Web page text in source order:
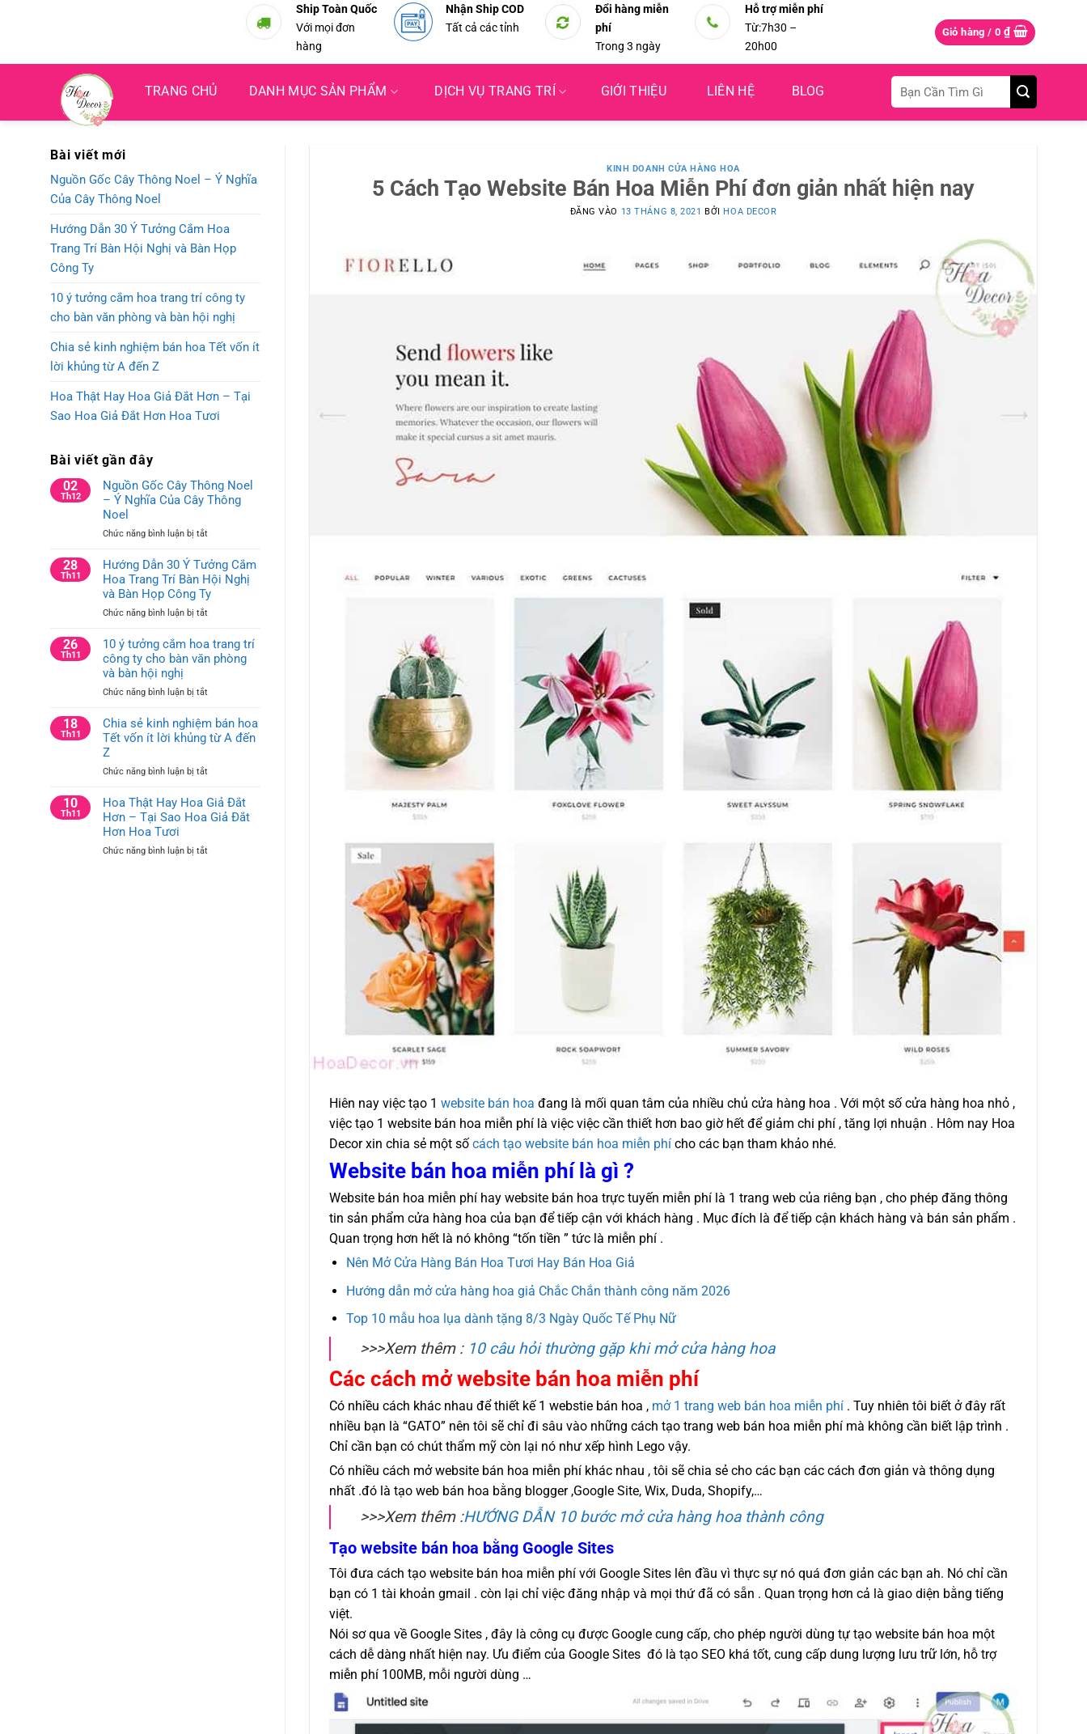
Ship Toàn Quốc
Với mọi đơn
hàng
Nhận Ship COD
Tất cả các tỉnh
Đổi hàng miễn
phí
Trong 3 ngày
Hỗ trợ miễn phí
Từ:7h30 –
20h00
Giỏ hàng / 0 ₫
TRANG CHỦ DANH MỤC SẢN PHẨM DỊCH VỤ TRANG TRÍ GIỚI THIỆU LIÊN HỆ BLOG
Tìm
kiếm:
Bài viết mới
Nguồn Gốc Cây Thông Noel – Ý Nghĩa
Của Cây Thông Noel
Hướng Dẫn 30 Ý Tưởng Cắm Hoa
Trang Trí Bàn Hội Nghị và Bàn Họp
Công Ty
10 ý tưởng cắm hoa trang trí công ty
cho bàn văn phòng và bàn hội nghị
Chia sẻ kinh nghiệm bán hoa Tết vốn ít
lời khủng từ A đến Z
Hoa Thật Hay Hoa Giả Đắt Hơn – Tại
Sao Hoa Giả Đắt Hơn Hoa Tươi
Bài viết gần đây
02
Th12
Nguồn Gốc Cây Thông Noel
– Ý Nghĩa Của Cây Thông
Noel
Chức năng bình luận bị tắtở
Gốc
Cây
Thông
Noel
–
Nghĩa
Của
Noel
28
Th11
Hướng Dẫn 30 Ý Tưởng Cắm
Hoa Trang Trí Bàn Hội Nghị
và Bàn Họp Công Ty
Chức năng bình luận bị tắtở
Dẫn
Cắm
Trang
Trí
Nghị
Bàn
Họp
26
Th11
10 ý tưởng cắm hoa trang trí
công ty cho bàn văn phòng
và bàn hội nghị
Chức năng bình luận bị tắtở
ý
tưởng
trang
công
ty
văn
18
Th11
Chia sẻ kinh nghiệm bán hoa
Tết vốn ít lời khủng từ A đến
Z
Chức năng bình luận bị tắtở
sẻ
kinh
hoa
10
Th11
Hoa Thật Hay Hoa Giả Đắt
Hơn – Tại Sao Hoa Giả Đắt
Hơn Hoa Tươi
Chức năng bình luận bị tắtở
KINH DOANH CỬA HÀNG HOA
5 Cách Tạo Website Bán Hoa Miễn Phí đơn giản nhất hiện nay
ĐĂNG VÀO 13 THÁNG 8, 2021 BỞI HOA DECOR
Hiên nay việc tạo 1 website bán hoa đang là mối quan tâm của nhiều chủ cửa hàng hoa . Với một số cửa hàng hoa nhỏ ,
việc tạo 1 website bán hoa miễn phí là việc việc cần thiết hơn bao giờ hết để giảm chi phí , tăng lợi nhuận . Hôm nay Hoa
Decor xin chia sẻ một sốcách tạo website bán hoa miễn phí cho các bạn tham khảo nhé.
Website bán hoa miễn phí là gì ?
Website bán hoa miễn phí hay website bán hoa trực tuyến miễn phí là 1 trang web của riêng bạn , cho phép đăng thông
tin sản phẩm cửa hàng hoa của bạn để tiếp cận với khách hàng . Mục đích là để tiếp cận khách hàng và bán sản phẩm .
Quan trọng hơn hết là nó không “tốn tiền ” tức là miễn phí .
Nên Mở Cửa Hàng Bán Hoa Tươi Hay Bán Hoa Giả
Hướng dẫn mở cửa hàng hoa giả Chắc Chắn thành công năm 2026
Top 10 mẫu hoa lụa dành tặng 8/3 Ngày Quốc Tế Phụ Nữ
>>>Xem thêm : 10 câu hỏi thường gặp khi mở cửa hàng hoa
Các cách mở website bán hoa miễn phí
Có nhiều cách khác nhau để thiết kế 1 webstie bán hoa , mở 1 trang web bán hoa miễn phí . Tuy nhiên tôi biết ở đây rất
nhiều bạn là “GATO” nên tôi sẽ chỉ đi sâu vào những cách tạo trang web bán hoa miễn phí mà không cần biết lập trình .
Chỉ cần bạn có chút thẩm mỹ còn lại nó như xếp hình Lego vậy.
Có nhiều cách mở website bán hoa miễn phí khác nhau , tôi sẽ chia sẻ cho các bạn các cách đơn giản và thông dụng
nhất .đó là tạo web bán hoa bằng blogger ,Google Site, Wix, Duda, Shopify,…
>>>Xem thêm :HƯỚNG DẪN 10 bước mở cửa hàng hoa thành công
Tạo website bán hoa bằng Google Sites
Tôi đưa cách tạo website bán hoa miễn phí với Google Sites lên đầu vì thực sự nó quá đơn giản các bạn ah. Nó chỉ cần
bạn có 1 tài khoản gmail . còn lại chỉ việc đăng nhập và mọi thứ đã có sẵn . Quan trọng hơn cả là giao diện bằng tiếng
việt.
Nói sơ qua về Google Sites , đây là công cụ được Google cung cấp, cho phép người dùng tự tạo website bán hoa một
cách dễ dàng nhất hiện nay. Ưu điểm của Google Sites đó là tạo SEO khá tốt, cung cấp dung lượng lưu trữ lớn, hỗ trợ
miễn phí 100MB, mỗi người dùng …